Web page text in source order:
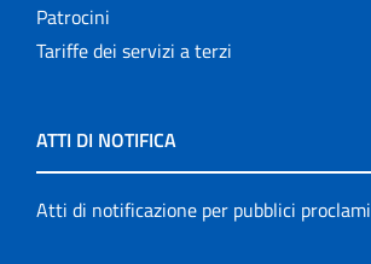
Patrocini
Tariffe dei servizi a terzi
ATTI DI NOTIFICA
Atti di notificazione per pubblici proclami